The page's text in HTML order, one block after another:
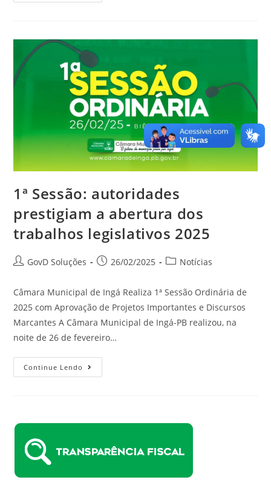
1ª Sessão: autoridades
prestigiam a abertura dos
trabalhos legislativos 2025
GovD Soluções 26/02/2025 Notícias
Câmara Municipal de Ingá Realiza 1ª Sessão Ordinária de
2025 com Aprovação de Projetos Importantes e Discursos
Marcantes A Câmara Municipal de Ingá-PB realizou, na
noite de 26 de fevereiro…
Continue Lendo